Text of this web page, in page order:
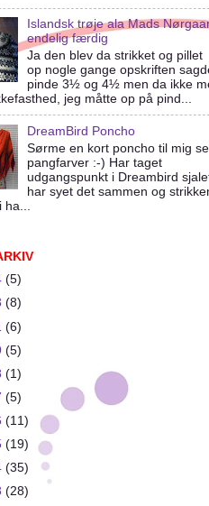
Islandsk trøje ala Mads
endelig færdig
Ja den blev da strikket og pillet
op nogle gange opskriften
pinde 3½ og 4½ men da ikke
jeg måtte op på pind...
DreamBird Poncho
Sørme en kort poncho til mig
pangfarver :-) Har taget
udgangspunkt i Dreambird
har syet det sammen og
(5)
(8)
(6)
(5)
(1)
(5)
(11)
(19)
(35)
(28)